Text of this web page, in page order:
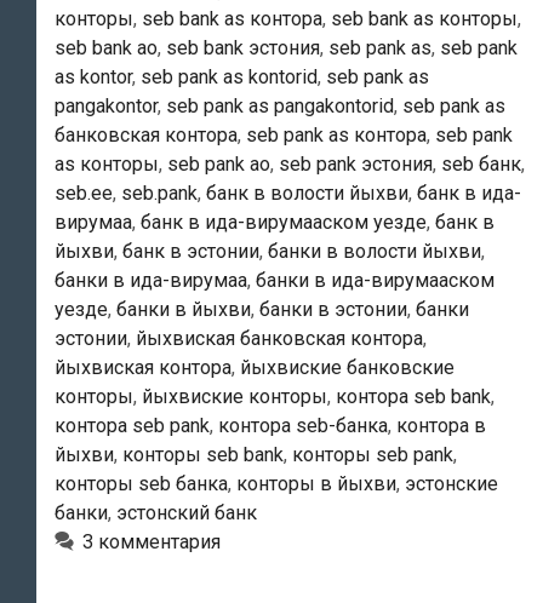
конторы, seb bank as контора, seb bank as конторы,
seb bank ао, seb bank эстония, seb pank as, seb pank
as kontor, seb pank as kontorid, seb pank as
pangakontor, seb pank as pangakontorid, seb pank as
банковская контора, seb pank as контора, seb pank
as конторы, seb pank ао, seb pank эстония, seb банк,
seb.ee, seb.pank, банк в волости йыхви, банк в ида-
вирумаа, банк в ида-вирумааском уезде, банк в
йыхви, банк в эстонии, банки в волости йыхви,
банки в ида-вирумаа, банки в ида-вирумааском
уезде, банки в йыхви, банки в эстонии, банки
эстонии, йыхвиская банковская контора,
йыхвиская контора, йыхвиские банковские
конторы, йыхвиские конторы, контора seb bank,
контора seb pank, контора seb-банка, контора в
йыхви, конторы seb bank, конторы seb pank,
конторы seb банка, конторы в йыхви, эстонские
банки, эстонский банк
3 комментария